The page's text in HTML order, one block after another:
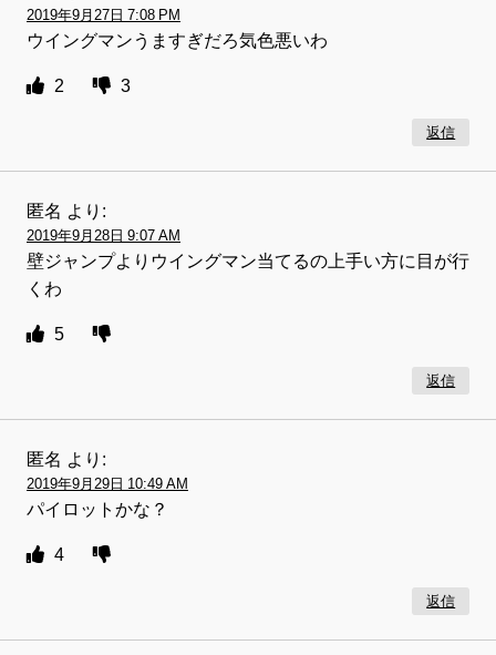
2019年9月27日 7:08 PM
ウイングマンうますぎだろ気色悪いわ
2 3
返信
匿名 より:
2019年9月28日 9:07 AM
壁ジャンプよりウイングマン当てるの上手い方に目が行
くわ
5
返信
匿名 より:
2019年9月29日 10:49 AM
パイロットかな？
4
返信